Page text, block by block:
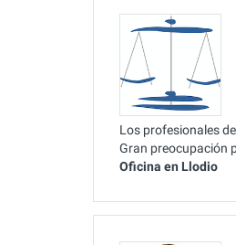
Los profesionales
Gran preocupación
Oficina en Llodio